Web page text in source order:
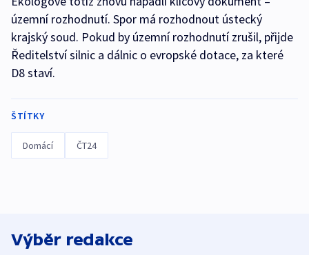
územní rozhodnutí. Spor má rozhodnout ústecký
krajský soud. Pokud by územní rozhodnutí zrušil, přijde
Ředitelství silnic a dálnic o evropské dotace, za které
D8 staví.
ŠTÍTKY
Domácí ČT24
Výběr redakce